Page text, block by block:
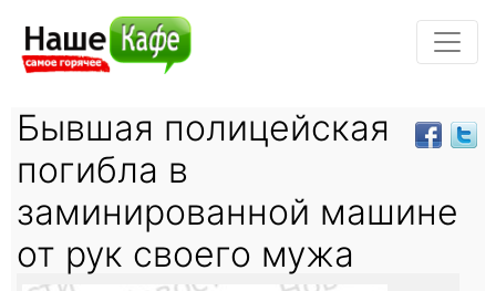
Бывшая полицейская
погибла в
заминированной машине
от рук своего мужа